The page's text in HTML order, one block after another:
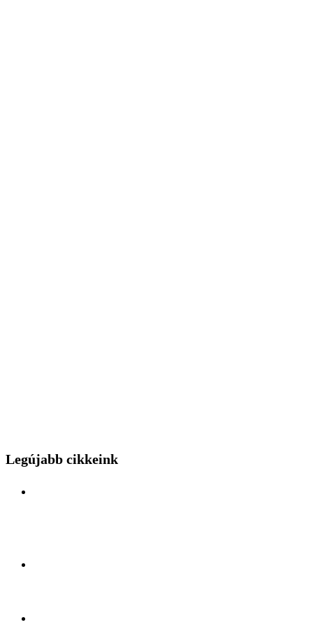
Legújabb cikkeink